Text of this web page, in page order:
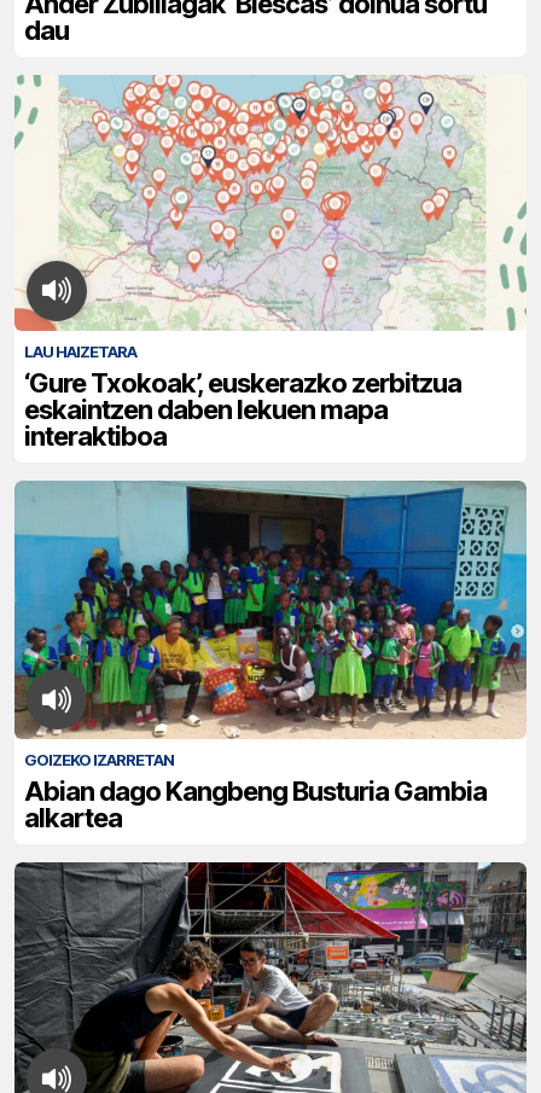
dau
LAU HAIZETARA
‘Gure Txokoak’, euskerazko zerbitzua
eskaintzen daben lekuen mapa
interaktiboa
GOIZEKO IZARRETAN
Abian dago Kangbeng Busturia Gambia
alkartea